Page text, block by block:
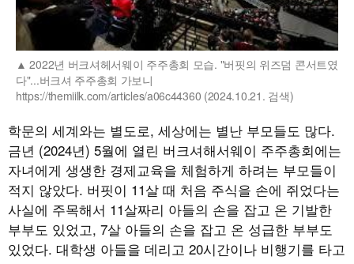
2022년 버크셔헤서웨이 주주총회 모습. "버핏의 위즈덤 콘서트였
다"...버크셔 주주총회 가보니
https://themiilk.com/articles/a06c44360 (2024.10.21. 검색)
학문의 세계와는 별도로, 세상에는 별난 부모들도 많다.
금년 (2024년) 5월에 열린 버크셔해서웨이 주주총회에는
자녀에게 생생한 경제교육을 체험하게 하려는 부모들이
적지 않았다. 버핏이 11살 때 처음 주식을 손에 쥐었다는
사실에 주목해서 11살짜리 아들의 손을 잡고 온 기발한
부부도 있었고, 7살 아들의 손을 잡고 온 성급한 부부도
있었다. 대학생 아들을 데리고 20시간이나 비행기를 타고